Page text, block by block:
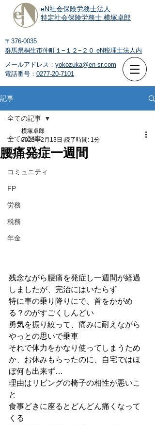
eN社会保険労務士法人
特定社会保険労務士 横塚卓郎
〒376-0035
群馬県桐生市仲町１−１２−２０ eN税理士法人内
メールアドレス： yokozuka@en-sr.com
電話番号： 0277-20-7101
記事
全ての記事
今すぐ始める
コミュニティ
FP
労務
税務
年金
全ての記事
腰痛発症一週間
横塚卓郎
2023年2月13日 読了時間: 1分
残念ながら腰痛を発症し一週間が経過
しましたが、完治にはいたらず
特に車の乗り降りにで、首をかがめ
る？のがすごくしんどい
勇気を振り絞って、痛みに耐えながら
やっとの思いで乗車
それで体力をかなり使ってしまうため
か、お休みもらったのに、自宅ではほ
ぼ何も出来ず…
理由はリビングの椅子の相性が悪いこ
と
食事どきに座るとどんどん痛くなって
くる